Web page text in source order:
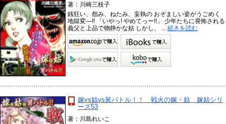
著：川崎三枝子
銭狂い、怨み、ねたみ、妄執の おぞましい姿がうごめく
地獄変―!! 「いやっ! やめてっー!!」 少年たちに畏怖される
義父と上品で物静かな姑 しかし、 ...続きを読む
嫁vs姑vs舅バトル！！ 戦火の嫁・姑 嫁姑シリ
ーズ53
著：川島れいこ